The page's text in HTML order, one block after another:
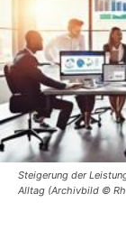
Steigerung der
Alltag (Archivbild ©